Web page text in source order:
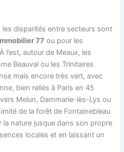
les disparités entre secteurs sont
77 ou pour les
l’est, autour de Meaux, les
Beauval ou les Trinitaires
mais encore très vert, avec
bien reliés à Paris en 45
Melun, Dammarie-lès-Lys ou
de la forêt de Fontainebleau
nature jusque dans son propre
locales et en laissant un